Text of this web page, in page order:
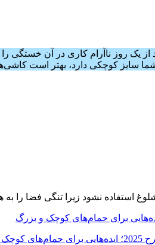
روز ناآرام کاری در آن خستگی را
سایز کوچکی دارد، بهتر است
استفاده نشود زیرا تنگی فضا